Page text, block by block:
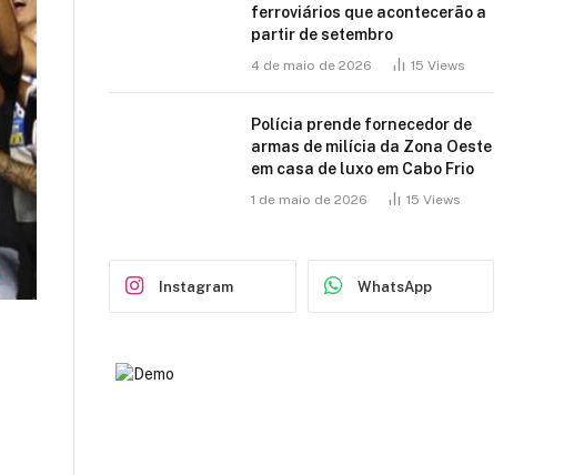
ferroviários que acontecerão a
partir de setembro
4 de maio de 2026 15 Views
Polícia prende fornecedor de
armas de milícia da Zona Oeste
em casa de luxo em Cabo Frio
1 de maio de 2026 15 Views
Instagram WhatsApp